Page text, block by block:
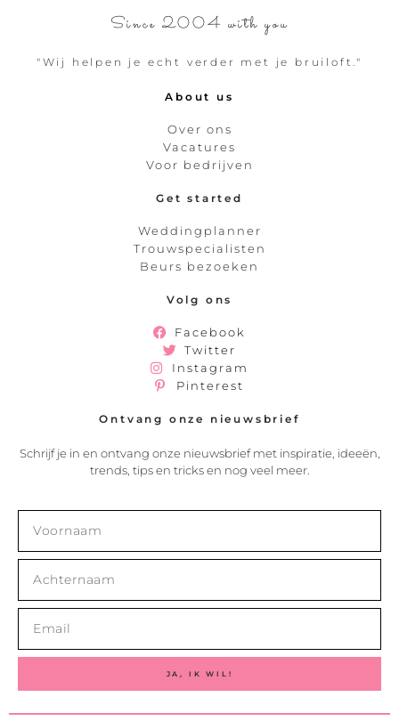
Since 2004 with you
"Wij helpen je echt verder met je bruiloft."
About us
Over ons
Vacatures
Voor bedrijven
Get started
Weddingplanner
Trouwspecialisten
Beurs bezoeken
Volg ons
Facebook
Twitter
Instagram
Pinterest
Ontvang onze nieuwsbrief
Schrijf je in en ontvang onze nieuwsbrief met inspiratie, ideeën,
trends, tips en tricks en nog veel meer.
JA, IK WIL!